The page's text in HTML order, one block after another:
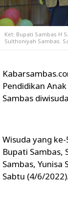
Ket: Bupati Sambas H
Sulthoniyah Sambas.
Pendidikan
Sambas
Wisuda yang
Bupati Sambas,
Sambas, Yunisa
Sabtu (4/6/2022).